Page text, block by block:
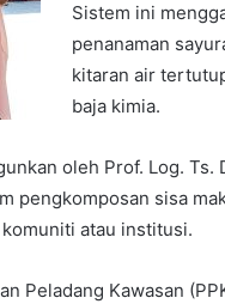
Sistem ini
penanaman
kitaran air
baja kimia.
oleh Prof. Log. Ts.
pengkomposan sisa
atau institusi.
Peladang Kawasan